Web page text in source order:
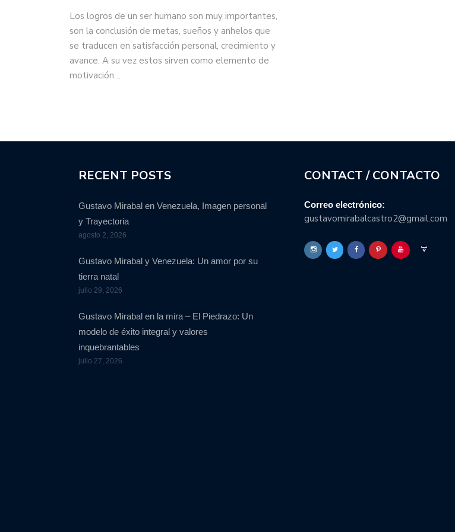
Los logros de un ser humano son muy importantes,
son la conclusión de metas, sueños y anhelos que
se traducen en satisfacción personal, crecimiento y
avance. A su vez estos sirven como elemento de
motivación…
RECENT POSTS
Gustavo Mirabal en Venezuela, Imagen personal
y Trayectoria
agosto 2, 2026
Gustavo Mirabal y Venezuela: Un amor por su
tierra natal
julio 29, 2026
Gustavo Mirabal en la mira – El Piedrazo: Un
modelo de éxito integral y valores
inquebrantables
julio 27, 2026
CONTACT / CONTACTO
Correo electrónico:
gustavomirabalcastro2@gmail.com